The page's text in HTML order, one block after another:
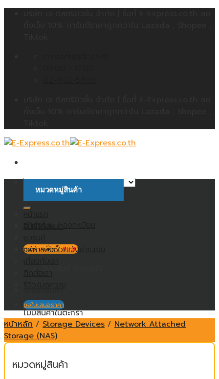
ค้นหา:
ตะกร้าสินค้า /฿0.00
ไม่มีสินค้าในตะกร้า
หมวดหมู่สินค้า
วิธีการสั่งซื้อ/แจ้งชำระเงิน
ติดต่อเรา
ขอใบเสนอราคา
หน้าหลัก / Storage Devices / Network Attached
Storage (NAS)
หมวดหมู่สินค้า